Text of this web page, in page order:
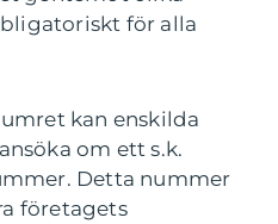
för alla
kan enskilda
om ett s.k.
Detta nummer
företagets